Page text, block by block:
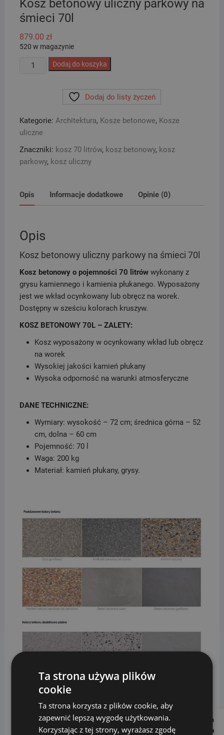
Kosz betonowy uliczny parkowy na
śmieci 70l
879.00 zł
520 w magazynie
ilość
na
śmieci
70l
Dodaj do koszyka
Dodaj do listy życzeń
Kategorie: Architektura, Kosze betonowe, Kosze
uliczne
Znaczniki: kosz 70 litrów, kosz betonowy, kosz
parkowy, kosz uliczny
Opis Informacje dodatkowe Opinie (0)
Opis
Kosz betonowy uliczny parkowy na śmieci 70l
Kosz betonowy o pojemności 70 litrówwykonany z
grysu kamiennego i kamienia płukanego. Wyposażony
jest we wkład ocynkowany lub obręcz na worek.
Dostępny w sześciu ko­lo­rach kruszyw.
KOSZ BETONOWY 70L – ZALETY:
Kosz wyposażony w ocynkowany wkład lub obręcz
na worek
Wysokiej jakości kamień płukany
Wysoka odporność na warunki atmosferyczne
DANE TECHNICZNE:
Wymiary: wysokość – 72 cm; średnica górna – 52
cm, dolna – 60 cm
Pojemność: 70 l
Waga: 200 kg
Materiał: kamień płukany, grysy.
Follow us on
Social Media
Ta strona używa plików
cookie
Ta strona korzysta z plików cookie, aby
zapewnić lepszą wygodę użytkowania.
Korzystając z tej strony, wyrażasz zgodę